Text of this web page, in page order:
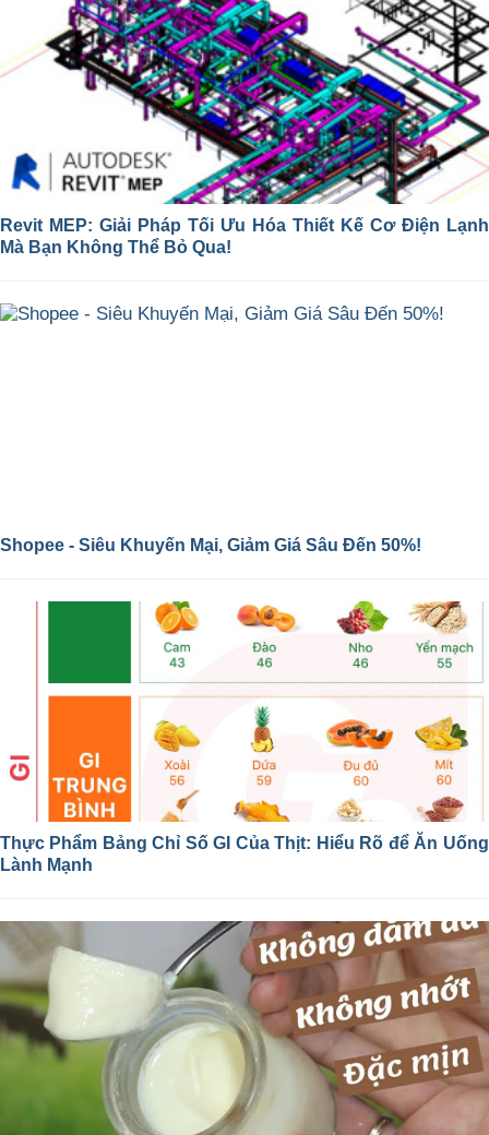
Revit MEP: Giải Pháp Tối Ưu Hóa Thiết Kế Cơ Điện Lạnh
Mà Bạn Không Thể Bỏ Qua!
Shopee - Siêu Khuyến Mại, Giảm Giá Sâu Đến 50%!
Thực Phẩm Bảng Chỉ Số GI Của Thịt: Hiểu Rõ để Ăn Uống
Lành Mạnh